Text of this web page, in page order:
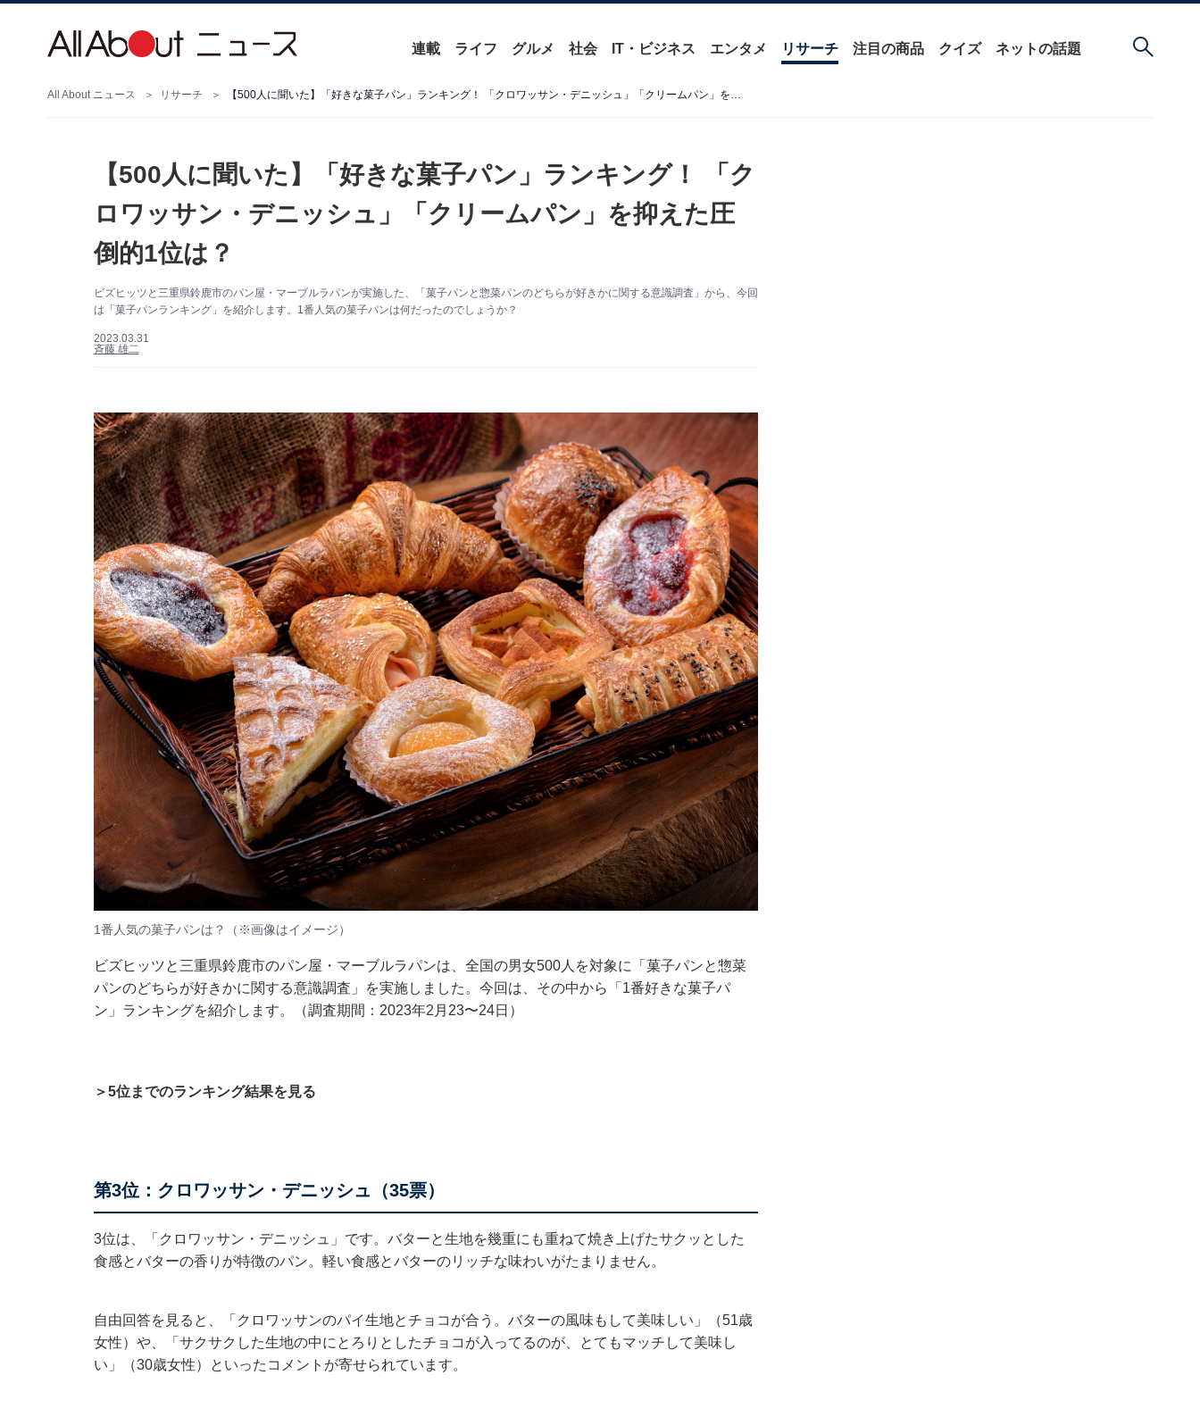
連載 ライフ グルメ 社会 IT・ビジネス エンタメ リサーチ 注目の商品 クイズ ネットの話題
All About ニュース リサーチ 【500人に聞いた】「好きな菓子パン」ランキング！ 「クロワッサン・デニッシュ」「クリームパン」を抑えた圧倒的1位は？
【500人に聞いた】「好きな菓子パン」ランキング！ 「ク
ロワッサン・デニッシュ」「クリームパン」を抑えた圧
倒的1位は？
ビズヒッツと三重県鈴鹿市のパン屋・マーブルラパンが実施した、「菓子パンと惣菜パンのどちらが好きかに関する意識調査」から、今回
は「菓子パンランキング」を紹介します。1番人気の菓子パンは何だったのでしょうか？
2023.03.31
斉藤 雄二
1番人気の菓子パンは？（※画像はイメージ）
ビズヒッツと三重県鈴鹿市のパン屋・マーブルラパンは、全国の男女500人を対象に「菓子パンと惣菜
パンのどちらが好きかに関する意識調査」を実施しました。今回は、その中から「1番好きな菓子パ
ン」ランキングを紹介します。（調査期間：2023年2月23〜24日）
＞5位までのランキング結果を見る
第3位：クロワッサン・デニッシュ（35票）
3位は、「クロワッサン・デニッシュ」です。バターと生地を幾重にも重ねて焼き上げたサクッとした
食感とバターの香りが特徴のパン。軽い食感とバターのリッチな味わいがたまりません。
自由回答を見ると、「クロワッサンのパイ生地とチョコが合う。バターの風味もして美味しい」（51歳
女性）や、「サクサクした生地の中にとろりとしたチョコが入ってるのが、とてもマッチして美味し
い」（30歳女性）といったコメントが寄せられています。